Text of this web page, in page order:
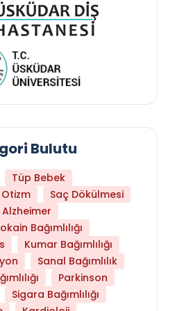
Testi Yaptırmanız
Bulutu
Tüp Bebek
Otizm
Saç Dökülmesi
Alzheimer
Bağımlılığı
Kumar Bağımlılığı
Sanal Bağımlılık
Parkinson
Sigara Bağımlılığı